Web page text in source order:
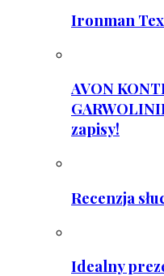
Ironman
AVON
zapisy!
Recenzja
Idealny